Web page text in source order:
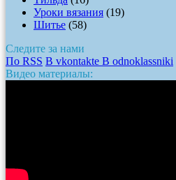
Уроки вязания (19)
Шитье (58)
Следите за нами
По RSS В vkontakte В odnoklassniki
Видео материалы: